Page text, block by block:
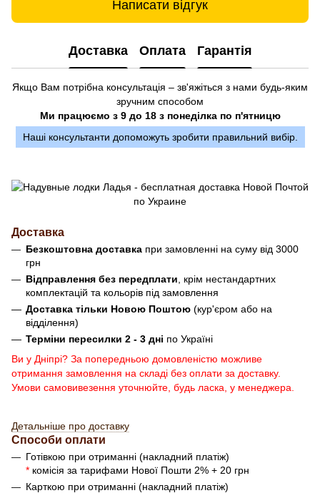
Написати відгук
Доставка Оплата Гарантія
Якщо Вам потрібна консультація – зв'яжіться з нами будь-яким
зручним способом
Ми працюємо з 9 до 18 з понеділка по п'ятницю
Наші консультанти допоможуть зробити правильний вибір.
Доставка
Безкоштовна доставка при замовленні на суму від 3000
грн
Відправлення без передплати , крім нестандартних
комплектацій та кольорів під замовлення
Доставка тільки Новою Поштою (кур'єром або на
відділення)
Терміни пересилки 2 - 3 дні по Україні
Ви у Дніпрі? За попередньою домовленістю можливе
отримання замовлення на складі без оплати за доставку.
Умови самовивезення уточнюйте, будь ласка, у менеджера.
Детальніше про доставку
Способи оплати
Готівкою при отриманні (накладний платіж)
* комісія за тарифами Нової Пошти 2% + 20 грн
Карткою при отриманні (накладний платіж)